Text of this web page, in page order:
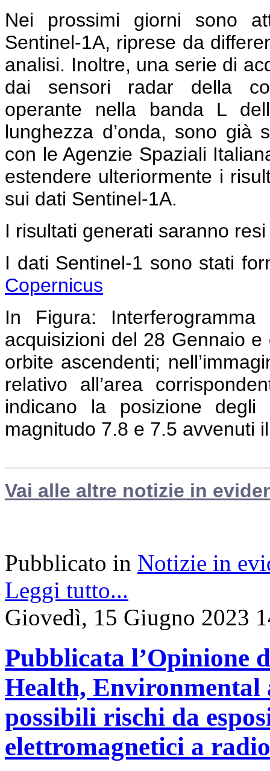
Nei prossimi giorni sono
Sentinel-1A, riprese da
analisi. Inoltre, una serie di
dai sensori radar della
operante nella banda L
lunghezza d’onda, sono già
con le Agenzie Spaziali
estendere ulteriormente i
sui dati Sentinel-1A.
I risultati generati saranno
I dati Sentinel-1 sono stati
Copernicus
In Figura:
acquisizioni del 28 Gennaio
orbite ascendenti;
relativo all’area
indicano la posizione
magnitudo 7.8 e 7.5 avvenuti
Vai alle altre notizie in
Pubblicato in Notizie in
Leggi tutto...
Giovedì, 15 Giugno 2023
Pubblicata l’Opinione
Health, Environmental
possibili rischi da
elettromagnetici a